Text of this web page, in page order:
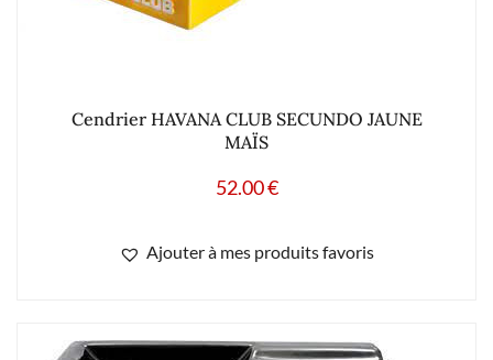
Cendrier HAVANA CLUB SECUNDO JAUNE
MAÏS
52.00€
Ajouter à mes produits favoris